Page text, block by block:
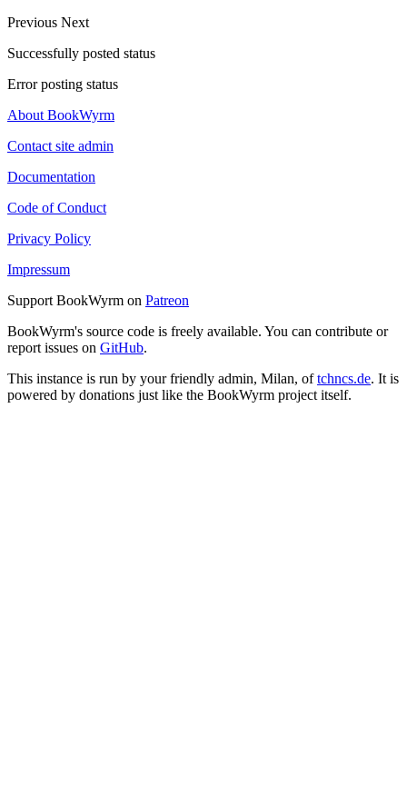
Previous Next
Successfully posted status
Error posting status
About BookWyrm
Contact site admin
Documentation
Code of Conduct
Privacy Policy
Impressum
Support BookWyrm on Patreon
BookWyrm's source code is freely available. You can contribute or
report issues on GitHub.
This instance is run by your friendly admin, Milan, oftchncs.de. It is
powered by donations just like the BookWyrm project itself.